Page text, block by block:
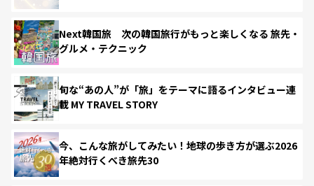
Next韓国旅 次の韓国旅行がもっと楽しくなる 旅先・
グルメ・テクニック
旬な“あの人”が「旅」をテーマに語るインタビュー連
載 MY TRAVEL STORY
今、こんな旅がしてみたい！地球の歩き方が選ぶ2026
年絶対行くべき旅先30